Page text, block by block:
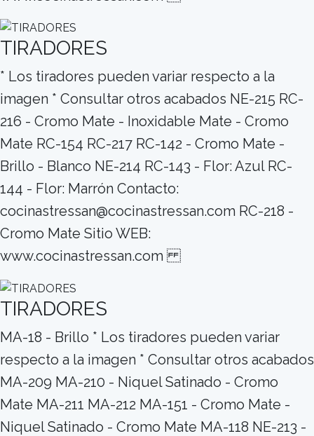
TIRADORES
* Los tiradores pueden variar respecto a la
imagen * Consultar otros acabados NE-215 RC-
216 - Cromo Mate - Inoxidable Mate - Cromo
Mate RC-154 RC-217 RC-142 - Cromo Mate -
Brillo - Blanco NE-214 RC-143 - Flor: Azul RC-
144 - Flor: Marrón Contacto:
cocinastressan@cocinastressan.com RC-218 -
Cromo Mate Sitio WEB:
www.cocinastressan.com
TIRADORES
MA-18 - Brillo * Los tiradores pueden variar
respecto a la imagen * Consultar otros acabados
MA-209 MA-210 - Niquel Satinado - Cromo
Mate MA-211 MA-212 MA-151 - Cromo Mate -
Niquel Satinado - Cromo Mate MA-118 NE-213 -